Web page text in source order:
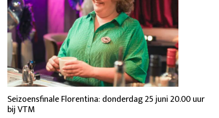
Seizoensfinale Florentina: donderdag 25 juni 20.00 uur
bij VTM